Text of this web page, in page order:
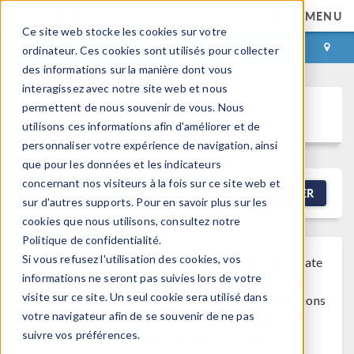
Ce site web stocke les cookies sur votre
ordinateur. Ces cookies sont utilisés pour collecter
des informations sur la manière dont vous
interagissez avec notre site web et nous
permettent de nous souvenir de vous. Nous
utilisons ces informations afin d'améliorer et de
personnaliser votre expérience de navigation, ainsi
que pour les données et les indicateurs
concernant nos visiteurs à la fois sur ce site web et
sur d'autres supports. Pour en savoir plus sur les
cookies que nous utilisons, consultez notre
Politique de confidentialité.
Si vous refusez l'utilisation des cookies, vos
informations ne seront pas suivies lors de votre
visite sur ce site. Un seul cookie sera utilisé dans
votre navigateur afin de se souvenir de ne pas
suivre vos préférences.
MENU
CONNEXION CONTACT
Discussion Forum
FILTRER
Note that while COMSOL employees may participate
in the discussion forum, COMSOL®software users
who are on-subscription should submit their questions
via theSupport Centerfor a more comprehensive
response from the Technical Support team.